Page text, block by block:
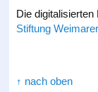
Die
Stiftung
↑ nach oben